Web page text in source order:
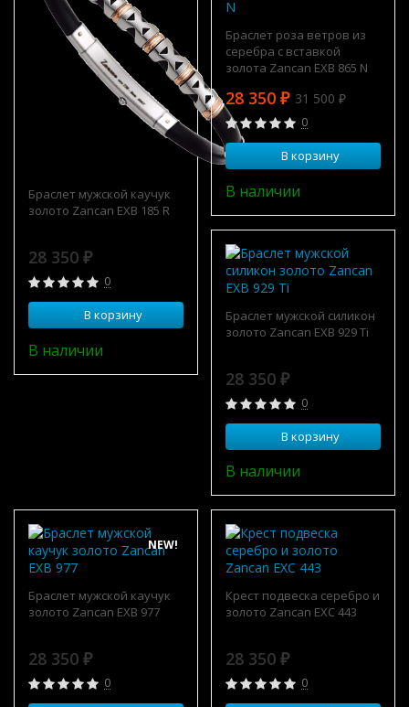
Браслет мужской каучук
золото Zancan EXB 185 R
28 350 ₽
0
В корзину
В наличии
Браслет роза ветров из
серебра с вставкой
золота Zancan EXB 865 N
28 350 ₽ 31 500 ₽
0
В корзину
В наличии
Браслет мужской силикон
золото Zancan EXB 929 Ti
28 350 ₽
0
В корзину
В наличии
NEW!
Браслет мужской каучук
золото Zancan EXB 977
28 350 ₽
0
Крест подвеска серебро и
золото Zancan EXC 443
28 350 ₽
0